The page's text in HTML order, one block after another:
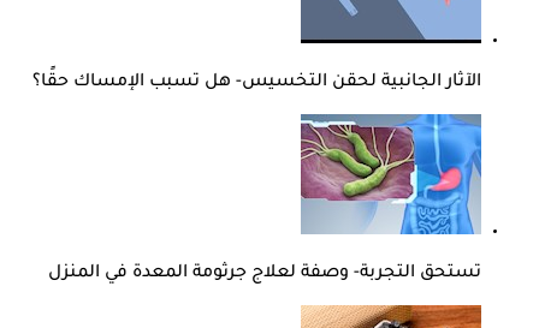
الآثار الجانبية لحقن التخسيس- هل تسبب الإمساك حقًا؟
تستحق التجربة- وصفة لعلاج جرثومة المعدة في المنزل